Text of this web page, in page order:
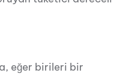
eğer birileri bir